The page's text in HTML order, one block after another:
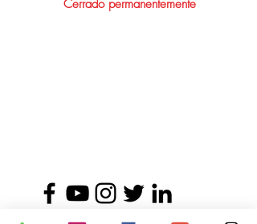
Cerrado permanentemente